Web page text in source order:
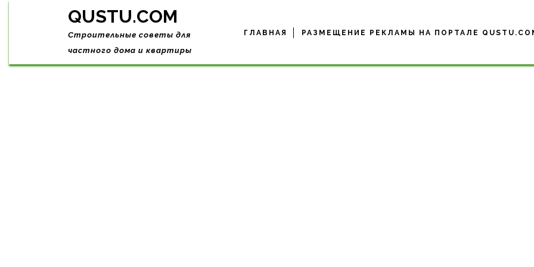
Skip
QUSTU.COM
Строительные советы для
частного дома и квартиры
ГЛАВНАЯ РАЗМЕЩЕНИЕ РЕКЛАМЫ НА ПОРТАЛЕ